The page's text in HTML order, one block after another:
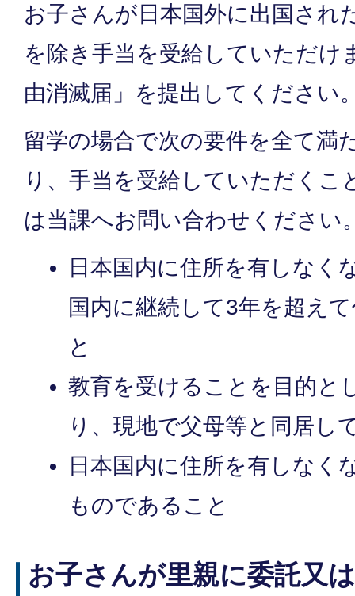
お子さんが日本国外に出国され
を除き手当を受給していただけ
由消滅届」を提出してください
留学の場合で次の要件を全て満
り、手当を受給していただくこ
は当課へお問い合わせください
日本国内に住所を有しなく
国内に継続して3年を超え
と
教育を受けることを目的と
り、現地で父母等と同居し
日本国内に住所を有しなく
ものであること
お子さんが里親に委託又